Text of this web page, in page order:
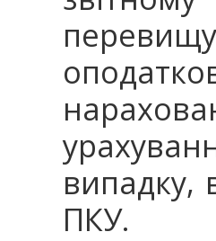
випадку,
ПКУ.